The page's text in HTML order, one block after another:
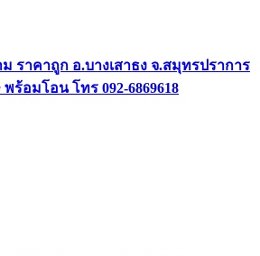
ราคาถูก อ.บางเสาธง จ.สมุทรปราการ
ร้อมโอน โทร 092-6869618